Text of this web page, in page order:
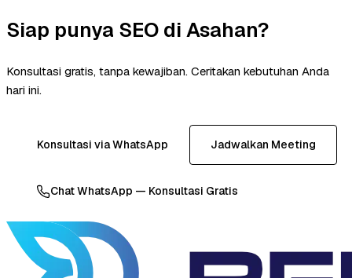
Siap punya SEO di Asahan?
Konsultasi gratis, tanpa kewajiban. Ceritakan kebutuhan Anda
hari ini.
Konsultasi via WhatsApp Jadwalkan Meeting
Chat WhatsApp — Konsultasi Gratis